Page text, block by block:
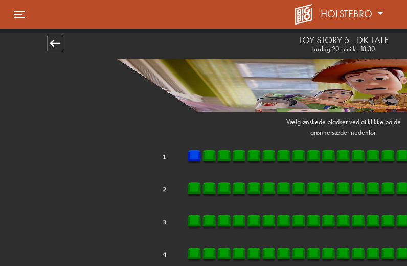
HOLSTEBRO
TOY STORY 5 - DK TALE
lørdag 20. juni kl. 18:30
Vælg ønskede pladser ved at klikke på de
grønne sæder nedenfor.
1step-front02 054934